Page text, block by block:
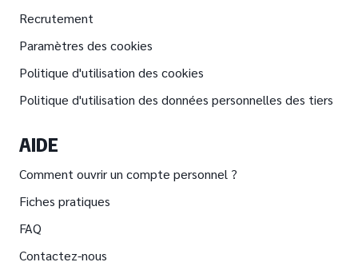
Recrutement
Paramètres des cookies
Politique d'utilisation des cookies
Politique d'utilisation des données personnelles des tiers
AIDE
Comment ouvrir un compte personnel ?
Fiches pratiques
FAQ
Contactez-nous